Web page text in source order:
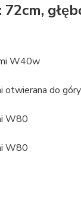
W40w
otwierana do
W80
W80